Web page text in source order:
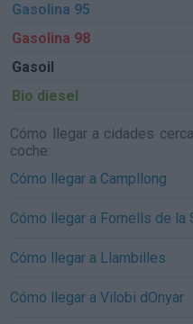
Gasolina 95
Gasolina 98
Gasoil
Bio diesel
Cómo llegar a cidades
coche:
Cómo llegar a Campllong
Cómo llegar a Fornells de la
Cómo llegar a Llambilles
Cómo llegar a Vilobi dOnyar